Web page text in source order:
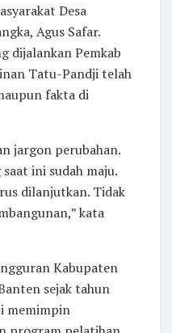
Desa
Agus Safar.
dijalankan Pemkab
Tatu-Pandji telah
fakta di
jargon perubahan.
ini sudah maju.
dilanjutkan. Tidak
kata
Kabupaten
sejak tahun
memimpin